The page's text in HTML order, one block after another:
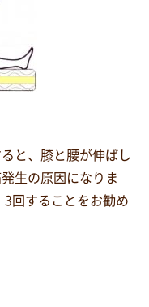
と、膝と腰が伸ばし
生の原因になりま
回することをお勧め